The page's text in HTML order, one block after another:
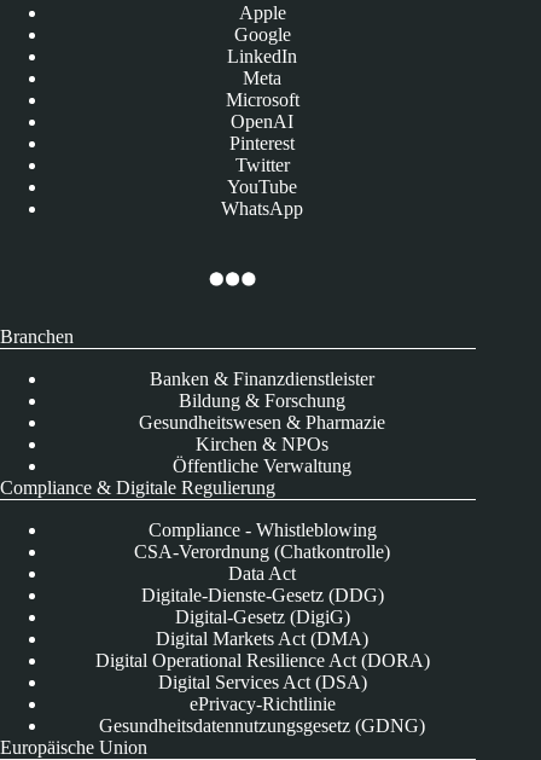
Apple
Google
LinkedIn
Meta
Microsoft
OpenAI
Pinterest
Twitter
YouTube
WhatsApp
Branchen
Banken & Finanzdienstleister
Bildung & Forschung
Gesundheitswesen & Pharmazie
Kirchen & NPOs
Öffentliche Verwaltung
Compliance & Digitale Regulierung
Compliance - Whistleblowing
CSA-Verordnung (Chatkontrolle)
Data Act
Digitale-Dienste-Gesetz (DDG)
Digital-Gesetz (DigiG)
Digital Markets Act (DMA)
Digital Operational Resilience Act (DORA)
Digital Services Act (DSA)
ePrivacy-Richtlinie
Gesundheitsdatennutzungsgesetz (GDNG)
Europäische Union